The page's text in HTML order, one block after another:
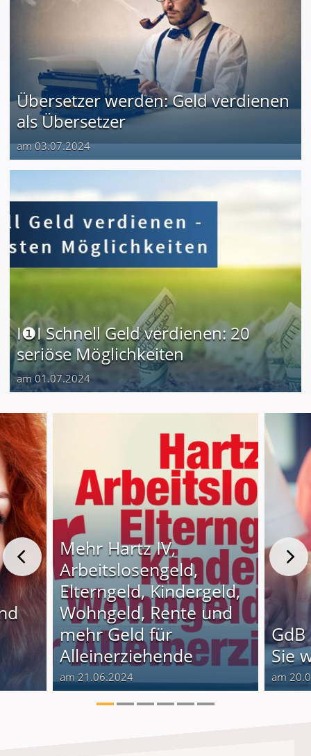
Übersetzer werden: Geld verdienen
als Übersetzer
am 03.07.2024
I❶I Schnell Geld verdienen: 20
seriöse Möglichkeiten
am 01.07.2024
Mehr Hartz IV,
Arbeitslosengeld,
Elterngeld, Kindergeld,
Wohngeld, Rente und
mehr Geld für
Alleinerziehende
am 21.06.2024
Sie
am